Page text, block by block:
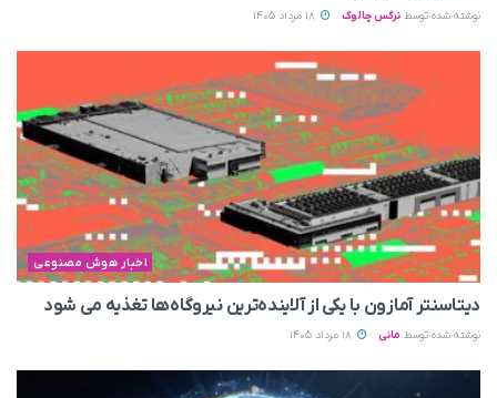
نوشته شده توسط نرگس چالوک
اخبار هوش مصنوعی
دیتاسنتر آمازون با یکی از آلاینده‌ترین نیروگاه‌ها تغذیه می‌ شود
نوشته شده توسط مانی